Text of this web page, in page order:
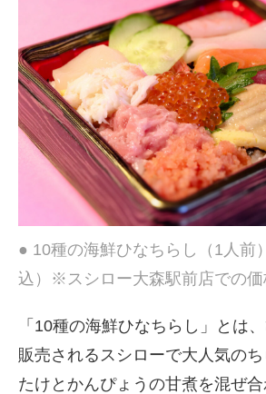
● 10種の海鮮ひなちらし（1人前
込）※スシロー大森駅前店での価
「10種の海鮮ひなちらし」とは
販売されるスシローで大人気の
たけとかんぴょうの甘煮を混ぜ合